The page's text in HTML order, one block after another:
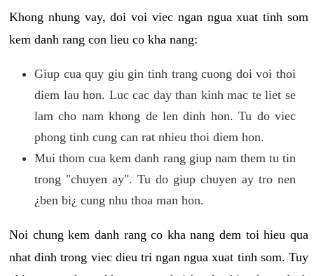
Khong nhung vay, doi voi viec ngan ngua xuat tinh som
kem danh rang con lieu co kha nang:
Giup cua quy giu gin tinh trang cuong doi voi thoi
diem lau hon. Luc cac day than kinh mac te liet se
lam cho nam khong de len dinh hon. Tu do viec
phong tinh cung can rat nhieu thoi diem hon.
Mui thom cua kem danh rang giup nam them tu tin
trong "chuyen ay". Tu do giup chuyen ay tro nen
¿ben bi¿ cung nhu thoa man hon.
Noi chung kem danh rang co kha nang dem toi hieu qua
nhat dinh trong viec dieu tri ngan ngua xuat tinh som. Tuy